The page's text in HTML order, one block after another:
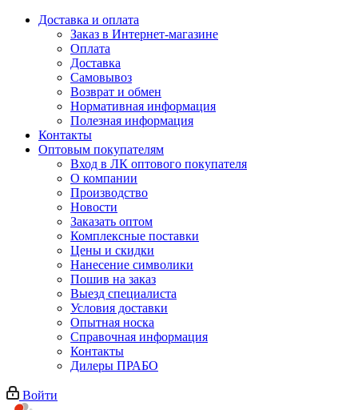
Доставка и оплата
Заказ в Интернет-магазине
Оплата
Доставка
Самовывоз
Возврат и обмен
Нормативная информация
Полезная информация
Контакты
Оптовым покупателям
Вход в ЛК оптового покупателя
О компании
Производство
Новости
Заказать оптом
Комплексные поставки
Цены и скидки
Нанесение символики
Пошив на заказ
Выезд специалиста
Условия доставки
Опытная носка
Справочная информация
Контакты
Дилеры ПРАБО
Войти